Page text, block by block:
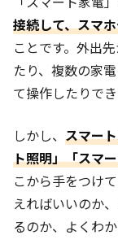
接続して、スマ
ことです。外出
たり、複数の家
て操作したりでき
しかし、 スマー
ト照明」「スマ
こから手をつけ
えればいいのか
るのか、よくわ